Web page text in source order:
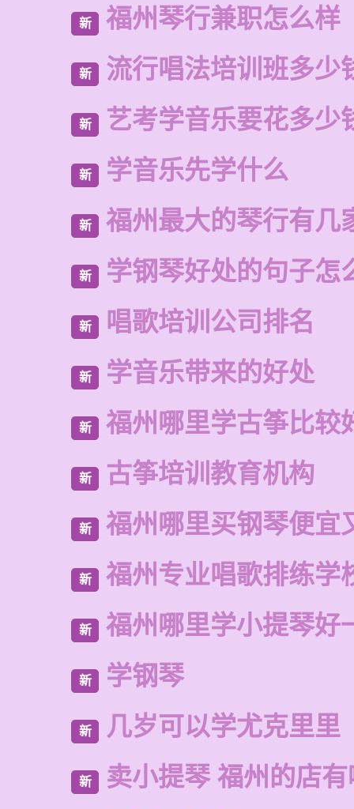
新 福州琴行兼职怎么样
新 流行唱法培训班多少
新 艺考学音乐要花多少
新 学音乐先学什么
新 福州最大的琴行有几
新 学钢琴好处的句子怎
新 唱歌培训公司排名
新 学音乐带来的好处
新 福州哪里学古筝比较
新 古筝培训教育机构
新 福州哪里买钢琴便宜
新 福州专业唱歌排练学
新 福州哪里学小提琴好
新 学钢琴
新 几岁可以学尤克里里
新 卖小提琴 福州的店